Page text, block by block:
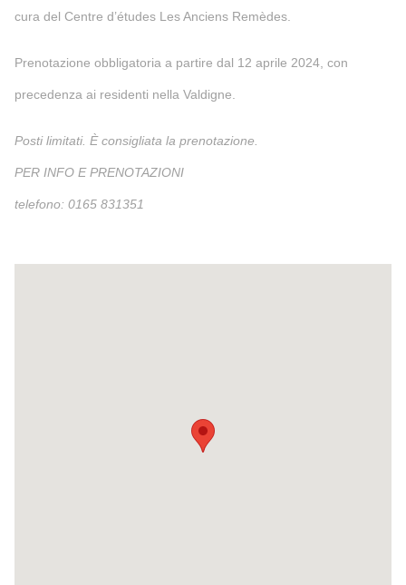
cura del Centre d’études Les Anciens Remèdes.
Prenotazione obbligatoria a partire dal 12 aprile 2024, con
precedenza ai residenti nella Valdigne.
Posti limitati. È consigliata la prenotazione.
PER INFO E PRENOTAZIONI
telefono: 0165 831351